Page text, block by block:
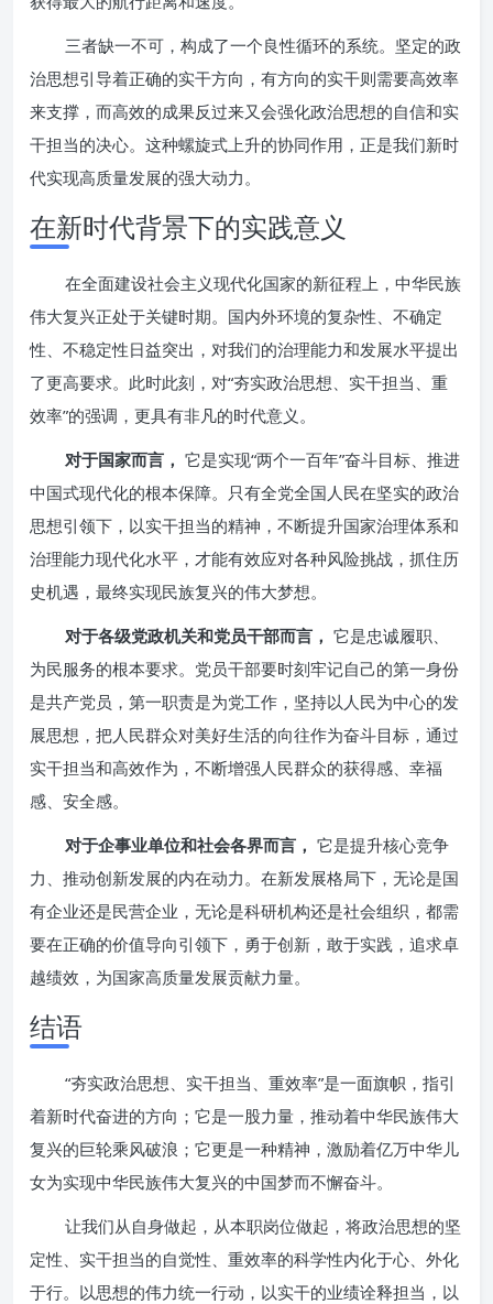
三者缺一不可，构成了一个良性循环的系统。坚定的政
治思想引导着正确的实干方向，有方向的实干则需要高效率
来支撑，而高效的成果反过来又会强化政治思想的自信和实
干担当的决心。这种螺旋式上升的协同作用，正是我们新时
代实现高质量发展的强大动力。
在新时代背景下的实践意义
在全面建设社会主义现代化国家的新征程上，中华民族
伟大复兴正处于关键时期。国内外环境的复杂性、不确定
性、不稳定性日益突出，对我们的治理能力和发展水平提出
了更高要求。此时此刻，对“夯实政治思想、实干担当、重
效率”的强调，更具有非凡的时代意义。
对于国家而言， 它是实现“两个一百年”奋斗目标、推进
中国式现代化的根本保障。只有全党全国人民在坚实的政治
思想引领下，以实干担当的精神，不断提升国家治理体系和
治理能力现代化水平，才能有效应对各种风险挑战，抓住历
史机遇，最终实现民族复兴的伟大梦想。
对于各级党政机关和党员干部而言， 它是忠诚履职、
为民服务的根本要求。党员干部要时刻牢记自己的第一身份
是共产党员，第一职责是为党工作，坚持以人民为中心的发
展思想，把人民群众对美好生活的向往作为奋斗目标，通过
实干担当和高效作为，不断增强人民群众的获得感、幸福
感、安全感。
对于企事业单位和社会各界而言， 它是提升核心竞争
力、推动创新发展的内在动力。在新发展格局下，无论是国
有企业还是民营企业，无论是科研机构还是社会组织，都需
要在正确的价值导向引领下，勇于创新，敢于实践，追求卓
越绩效，为国家高质量发展贡献力量。
结语
“夯实政治思想、实干担当、重效率”是一面旗帜，指引
着新时代奋进的方向；它是一股力量，推动着中华民族伟大
复兴的巨轮乘风破浪；它更是一种精神，激励着亿万中华儿
女为实现中华民族伟大复兴的中国梦而不懈奋斗。
让我们从自身做起，从本职岗位做起，将政治思想的坚
定性、实干担当的自觉性、重效率的科学性内化于心、外化
于行。以思想的伟力统一行动，以实干的业绩诠释担当，以